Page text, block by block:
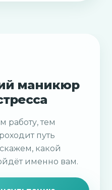
маникюр
работу, тем
путь
какой
именно вам.